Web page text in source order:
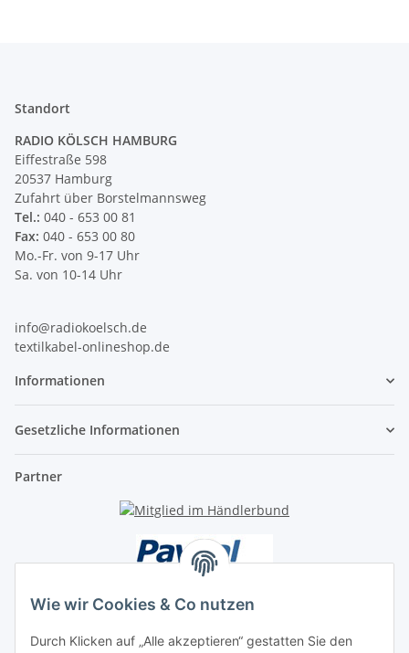
Wie wir Cookies & Co nutzen
Durch Klicken auf „Alle akzeptieren“ gestatten Sie den
Standort
RADIO KÖLSCH HAMBURG
Eiffestraße 598
20537 Hamburg
Zufahrt über Borstelmannsweg
Tel.: 040 - 653 00 81
Fax: 040 - 653 00 80
Mo.-Fr. von 9-17 Uhr
Sa. von 10-14 Uhr
info@radiokoelsch.de
textilkabel-onlineshop.de
Informationen
Gesetzliche Informationen
Partner